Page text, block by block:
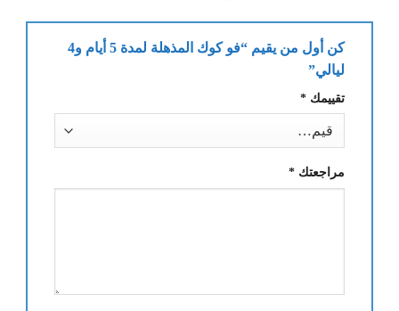
كن أول من يقيم “فو كوك المذهلة لمدة 5 أيام و4
ليالي”
تقييمك *
مراجعتك *